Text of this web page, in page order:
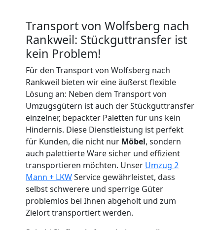
Transport von Wolfsberg nach
Rankweil: Stückguttransfer ist
kein Problem!
Für den Transport von Wolfsberg nach
Rankweil bieten wir eine äußerst flexible
Lösung an: Neben dem Transport von
Umzugsgütern ist auch der Stückguttransfer
einzelner, bepackter Paletten für uns kein
Hindernis. Diese Dienstleistung ist perfekt
für Kunden, die nicht nur Möbel, sondern
auch palettierte Ware sicher und effizient
transportieren möchten. Unser Umzug 2
Mann + LKWService gewährleistet, dass
selbst schwerere und sperrige Güter
problemlos bei Ihnen abgeholt und zum
Zielort transportiert werden.
Wolfsberg
Tragehilfe
Wolfsberg
Kleiner
Umzug
Wolfsberg
Küchenumzug